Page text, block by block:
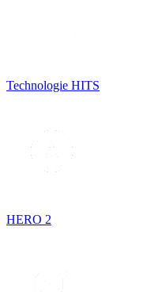
Technologie HITS
HERO 2